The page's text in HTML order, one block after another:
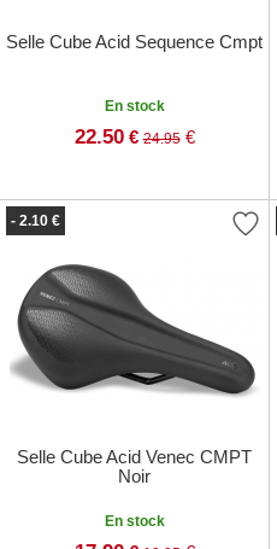
Selle Cube Acid Sequence Cmpt
En stock
22.50 € 24.95€
- 2.10 €
Selle Cube Acid Venec CMPT
Noir
En stock